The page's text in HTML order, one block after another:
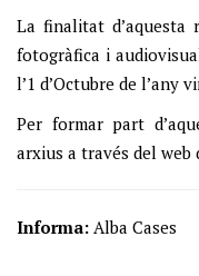
La finalitat d’aquesta
fotogràfica i
l’1 d’Octubre de l’any
Per formar part
arxius a través del web
Informa: Alba Cases